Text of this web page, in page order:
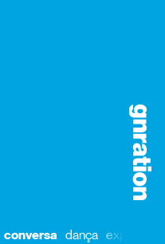
conversa dança exposição